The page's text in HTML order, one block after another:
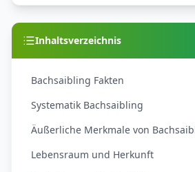
Inhaltsverzeichnis
Bachsaibling Fakten
Systematik Bachsaibling
Äußerliche Merkmale von
Lebensraum und Herkunft